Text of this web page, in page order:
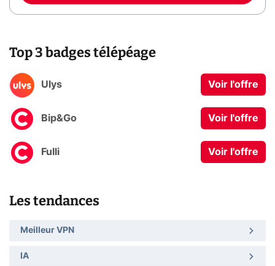
Top 3 badges télépéage
Ulys Voir l'offre
Bip&Go Voir l'offre
Fulli Voir l'offre
Les tendances
Meilleur VPN
IA